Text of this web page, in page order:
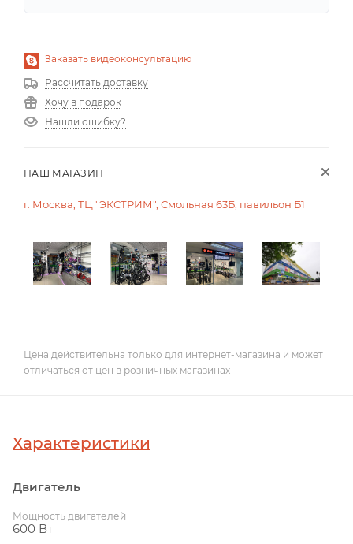
Заказать видеоконсультацию
Рассчитать доставку
Хочу в подарок
Нашли ошибку?
НАШ МАГАЗИН
г. Москва, ТЦ "ЭКСТРИМ", Смольная 63Б, павильон Б1
Цена действительна только для интернет-магазина и может
отличаться от цен в розничных магазинах
Характеристики
Двигатель
Мощность двигателей
600 Вт